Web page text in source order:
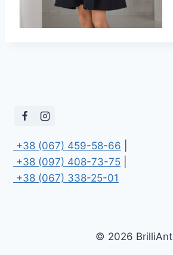
+38 (067) 459-58-66
+38 (097) 408-73-75
+38 (067) 338-25-01
© 2026 BrilliAnt